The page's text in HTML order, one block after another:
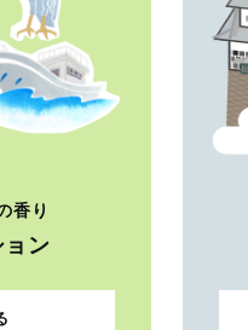
香り
ョン